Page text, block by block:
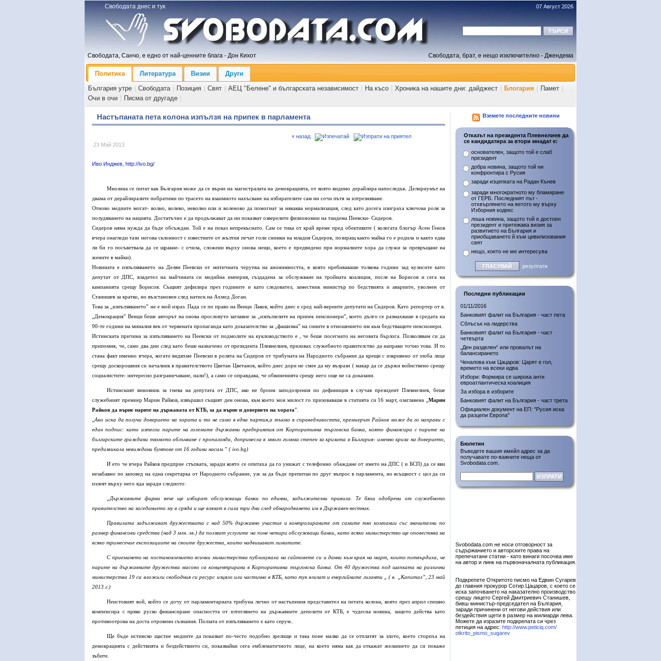
Свободата днес и тук 07 Август 2026
Свободата, Санчо, е едно от най-ценните блага - Дон Кихот Свободата, брат, е нещо изключително - Джендема
Политика Литература Визии
Други
България утре
Свободата Позиция Свят АЕЦ "Белене" и българската независимост На късо Хроника на нашите дни: дайджест Блогария Памет
Очи в очи
Писма от другаде
Настъпаната пета колона изпълзя на припек в парламента
23 Май 2013
« назад
Иво Инджев, http://ivo.bg/
Мнозина се питат как България може да се върне на магистралата на демокрацията, от която видимо дерайлира напоследък. Делириумът на
двама от дерайлиралите побратими по трасето на взаимното нахъсване на избирателите сам ни сочи пътя за изтрезняване.
Отново медиите могат- волно, волево, неволно или и воленово да помогнат за някаква нормализация, след като досега изиграха ключова роля за
полудяването на нацията. Достатъчно е да продължават да ни показват озверелите физиономии на тандема Пеевски- Сидеров.
Сидеров няма нужда да бъде обсъждан. Той е на показ непрекъснато. Сам се тика от край време пред обективите ( колегата блогър Асен Генов
вчера онагледи тази негова склонност с известните от жълтия печат голи снимки на младия Сидеров, позиращ както майка го е родила и както едва
ли би го посъветвала да се щракне- с очила, сложени върху онова нещо, което е предвидено при нормалните хора да служи за превръщане на
жените в майки).
Новината е изпълзяването на Делян Пеевски от митичната черупка на анонимността, в която пребиваваше толкова години зад кулисите като
депутат от ДПС, владетел на майчината си медийна империя, създадена за обслужване на тройната коалиция, после на Борисов и сега на
кампанията срещу Борисов. Същият дефилира през годините и като следовател, заместник министър по бедствията и авариите, уволнен от
Станишев за кратко, но възстановен след натиск на Ахмед Доган.
Това за „изпълзяването” не е мой израз. Пада се по право на Венци Лаков, който днес е сред най-верните депутати на Сидеров. Като репортер от в.
„Демокрация” Венци беше авторът на онова прословуто заглавие за „изпълзелите на припек пенсионери”, което дълго се размахваше в средата на
90-те години на миналия век от червената пропаганда като доказателство за „фашизма” на сините в отношението им към бедстващите пенсионери.
Истинската причина за изпълзяването на Пеевски от подмолите на кукловодството е , че беше посегнато на неговата бърлога. Позволявам си да
припомня, че, само два дни след като беше назначено от президента Плевнелиев, призовах служебното правителство да направи точно това. И то
стана факт именно вчера, когато видяхме Пеевски в ролята на Сидеров от трибуната на Народното събрание да крещи с изкривено от злоба лице
срещу доскорошния си началник в правителството Цветан Цветанов, който днес дори не смее да му възрази ( макар да се държи войнствено срещу
социалистите- интересно разграничаване, нали!), а само се оправдава, че обвиненията срещу него още не са доказани.
Истинският виновник за гнева на депутата от ДПС, ако не броим заподозрения по дефиниция в случая президент Плевнелиев, беше
служебният премиер Марин Райков, извършил същият ден онова, към което моя милост го призоваваше в статията си 16 март, озаглавена „ Марин
Райков да върне парите на държавата от КТБ, за да върне и доверието на хората”.
Ако иска да получи доверието на хората и то не само в една партия,а тъкмо в справедливостта, премиерът Райков може да го направи с
един подпис: като изтегли парите на големите държавни предприятия от Корпоративна търговска банка, която финансира с парите на
българските граждани тяхното облъчване с пропаганда, допринесла в много голяма степен за кризата в България- именно криза на доверието,
предизвикала невиждани бунтове от 16 години насам.” ( ivo.bg)
И ето че вчера Райков предприе стъпката, заради която се опитаха да го унижат с телефонно обаждане от името на ДПС ( и БСП) да се яви
незабавно по заповед на една секретарка от Народното събрание, уж за да бъде препитан по друг въпрос в парламента, но всъщност с цел да си
излеят върху него яда заради следното:
„Държавните фирми вече ще избират обслужващи банки по единни, задължителни правила. Те бяха одобрени от служебното
правителство на заседанието му в сряда и ще влязат в сила три дни след обнародването им в Държавен вестник.
Правилата задължават дружествата с над 50% държавно участие и контролираните от самите тях компании със значителни по
размер финансови средства (над 3 млн. лв.) да ползват услугите на поне четири обслужващи банки, като всяко министерство ще оповестява на
всяко тримесечие експозициите на своите дружества, които надвишават лимитите.
С приемането на постановлението всички министерства публикуваха на сайтовете си и данни към края на март, които потвърдиха, че
парите на държавните дружества масово са концентрирани в Корпоративна търговска банка. От 40 дружества под шапката на различни
министерства 19 са вложили свободния си ресурс изцяло или частично в КТБ, като тук влизат и енергийните гиганти „ ( в. „Капитал”, 23 май
2013 г.)
Неистовият вой, който се дочу от парламентарната трибуна лично от настъпения представител на петата колона, която през април спешно
компенсира с пряко руско финансиране опасността от изтеглянето на държавните депозити от КТБ, е чудесна новина, защото действа като
противоотрова на доста отровени съзнания. Ползата от изпълзяването е като серум..
Ще бъде истинско щастие медиите да показват по-често подобно зрелище и така поне малко да се отплатят за злото, което сториха на
демокрацията с действията и бездействието си, показвайки сега емблематичното лице, на което няма как да откажат желанието да си покаже
зъбите.
Вземете последните новини
Отказът на президента Плевнелиев да
се кандидатира за втори мнадат е:
основателен, защото той е слаб
президент
добра новина, защото той ни
конфронтира с Русия
заради изцепката на Радан Кънев
заради многократното му бламиране
от ГЕРБ. Последният път -
отхвърлянето на ветото му върху
Изборния кодекс
лоша новина, защото той е достоен
президент и притежава визия за
развитието на България и
приобщаването й към цивилизования
свят
нещо, което не ме интересува
резултати
Последни публикации
01/11/2016
Банковият фалит на България - част пета
Сблъсък на лидерства
Банковият фалит на България - част
четвърта
„Ден разделен“ или провалът на
балансирането
Ченалова към Цацаров: Царят е гол,
времето на всеки идва
Избори: Формира се широка анти
евроатлантическа коалиция
За избора в изборите
Банковият фалит на България - част трета
Официален документ на ЕП: "Русия иска
да разцепи Европа"
Бюлетин
Въведете вашия имейл адрес за да
получавате по-важните неща от
Svobodata.com.
Svobodata.com не носи отговорност за
съдържанието и авторските права на
препечатани статии - като винаги посочва име
на автор и линк на първоначалната публикация.
Подкрепете Откритото писмо на Едвин Сугарев
до главния прокурор Сотир Цацаров, с което се
иска започването на наказателно производство
срещу лицето Сергей Дмитриевич Станишев,
бивш министър-председател на България,
заради причинени от негови действия или
бездействия щети в размер на милиарди лева.
Можете да изразите подкрепата си чрез
петиция на адрес: http://www.peticiq.com/
otkrito_pismo_sugarev